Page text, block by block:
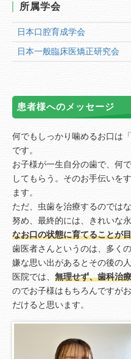
所属学会
日本口腔育成学会
日本一般臨床医矯正研究会
患者様へのメッセージ
何でもしっかり噛めるお口は「
です。
お子様が一生自分の歯で、何
してもらう。そのお手伝いを
ます。
ただ、虫歯を治療するのではな
努め、最終的には、きれいな
なお口の状態に育てることが
歯医者さんというのは、多く
嫌な思い出があるとその後の
医院では、 無理せず、歯科治
のでお子様はもちろんですが
だけると思います。